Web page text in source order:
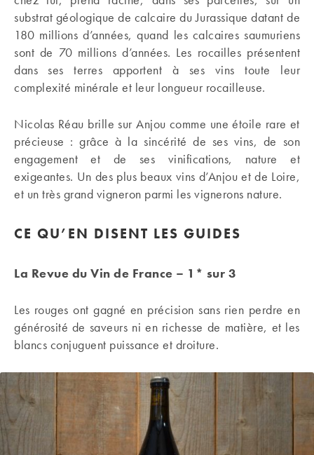
substrat géologique de calcaire du Jurassique datant de
180 millions d’années, quand les calcaires saumuriens
sont de 70 millions d’années. Les rocailles présentent
dans ses terres apportent à ses vins toute leur
complexité minérale et leur longueur rocailleuse.
Nicolas Réau brille sur Anjou comme une étoile rare et
précieuse : grâce à la sincérité de ses vins, de son
engagement et de ses vinifications, nature et
exigeantes. Un des plus beaux vins d’Anjou et de Loire,
et un très grand vigneron parmi les vignerons nature.
CE QU’EN DISENT LES GUIDES
La Revue du Vin de France – 1* sur 3
Les rouges ont gagné en précision sans rien perdre en
générosité de saveurs ni en richesse de matière, et les
blancs conjuguent puissance et droiture.